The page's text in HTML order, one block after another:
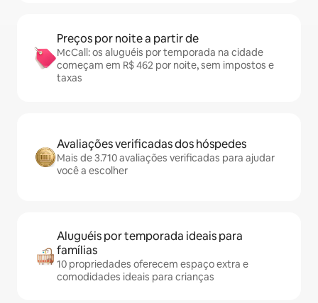
Preços por noite a partir de
McCall: os aluguéis por temporada na cidade
começam em R$ 462 por noite, sem impostos e
taxas
Avaliações verificadas dos hóspedes
Mais de 3.710 avaliações verificadas para ajudar
você a escolher
Aluguéis por temporada ideais para
famílias
10 propriedades oferecem espaço extra e
comodidades ideais para crianças